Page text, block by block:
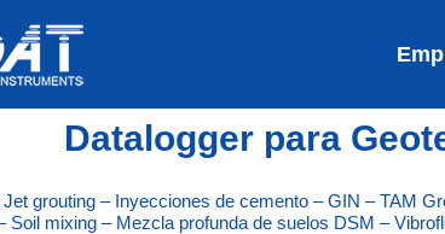
Datalogger para
grouting – Inyecciones de cemento – GIN – TAM
Soil mixing – Mezcla profunda de suelos DSM –